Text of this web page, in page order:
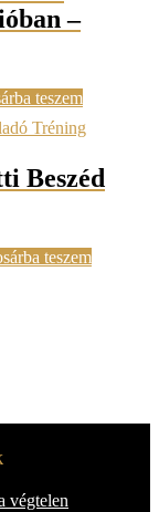
–
teszem
Beszéd
teszem
végtelen